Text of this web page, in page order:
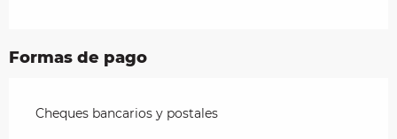
Formas de pago
Cheques bancarios y postales